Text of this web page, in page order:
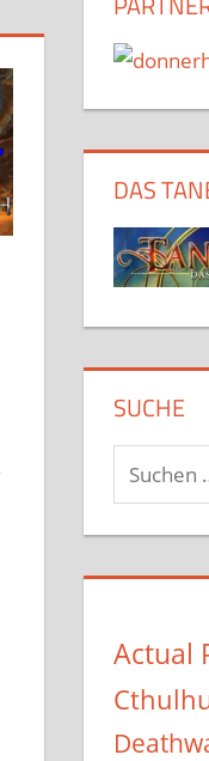
DAS
SUCHE
Suchen
nach:
Actual